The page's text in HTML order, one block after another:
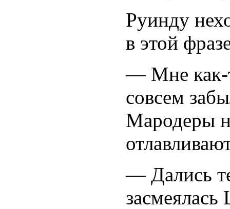
Руинду
в этой
— Мне как-
совсем
Мародеры
— Дались
засмеялась